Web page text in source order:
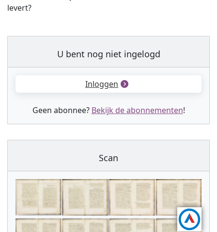
levert?
U bent nog niet ingelogd
Inloggen
Geen abonnee? Bekijk de abonnementen!
Scan